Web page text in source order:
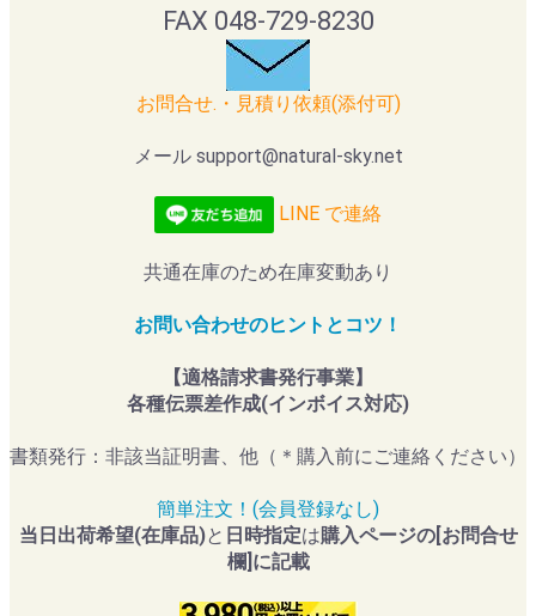
FAX 048-729-8230
お問合せ.・見積り依頼(添付可)
メール support@natural-sky.net
LINE で連絡
共通在庫のため在庫変動あり
お問い合わせのヒントとコツ！
【適格請求書発行事業】
各種伝票差作成(インボイス対応)
書類発行：非該当証明書、他（＊購入前にご連絡ください）
簡単注文！(会員登録なし)
当日出荷希望(在庫品)と 日時指定は購入ページの[お問合せ
欄]に記載